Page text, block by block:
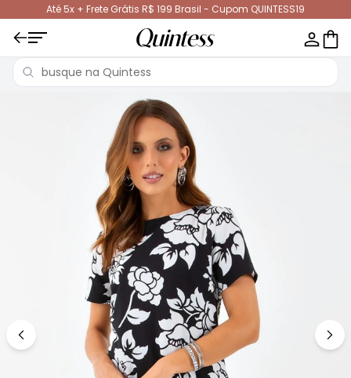
Até 5x + Frete Grátis R$ 199 Brasil - Cupom QUINTESS19